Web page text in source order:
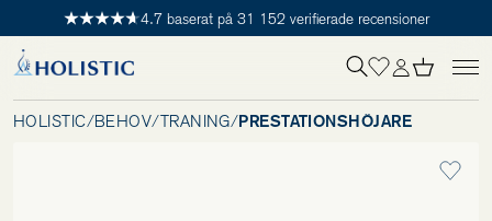
4.7 baserat på 31 152 verifierade recensioner
Tillagd i varukorgen Till kassan
För att påbörja en prenumeration hos oss så behöver du vara medlem i
Holistic Club. Det är helt kostnadsfritt.
HOLISTIC/BEHOV/TRÄNING/PRESTATIONSHÖJARE